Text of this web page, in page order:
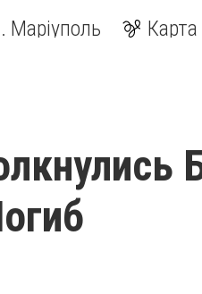
Маріуполь Карта